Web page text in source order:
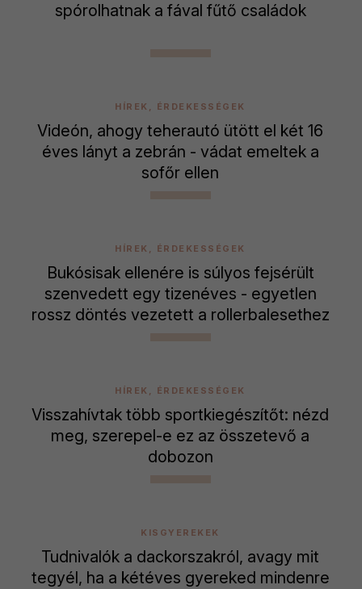
spórolhatnak a fával fűtő családok
HÍREK, ÉRDEKESSÉGEK
Videón, ahogy teherautó ütött el két 16
éves lányt a zebrán - vádat emeltek a
sofőr ellen
HÍREK, ÉRDEKESSÉGEK
Bukósisak ellenére is súlyos fejsérült
szenvedett egy tizenéves - egyetlen
rossz döntés vezetett a rollerbalesethez
HÍREK, ÉRDEKESSÉGEK
Visszahívtak több sportkiegészítőt: nézd
meg, szerepel-e ez az összetevő a
dobozon
KISGYEREKEK
Tudnivalók a dackorszakról, avagy mit
tegyél, ha a kétéves gyereked mindenre